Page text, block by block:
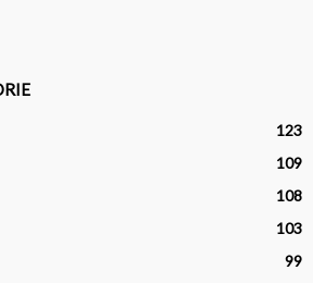
123
109
108
103
99